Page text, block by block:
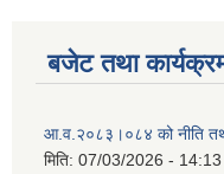
बजेट तथा
आ.व.२०८३।०८४ को नीति
मिति: 07/03/2026 - 14:13